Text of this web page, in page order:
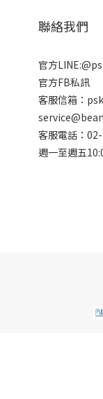
聯絡我們
官方
官方FB私訊
客服信箱：
客服電話：
週一至週五